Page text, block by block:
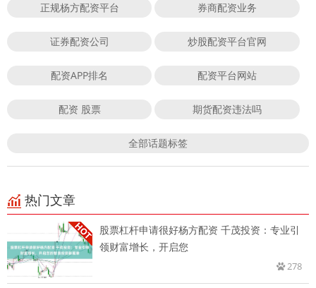
正规杨方配资平台 券商配资业务
证券配资公司 炒股配资平台官网
配资APP排名 配资平台网站
配资 股票 期货配资违法吗
全部话题标签
热门文章
股票杠杆申请很好杨方配资 千茂投资：专业引
领财富增长，开启您
278